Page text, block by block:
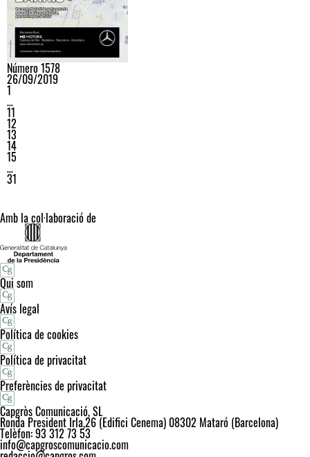
Número 1578
26/09/2019
1
…
11
12
13
14
15
…
31
Amb la col·laboració de
Qui som
Avís legal
Política de cookies
Política de privacitat
Preferències de privacitat
Capgròs Comunicació, SL
Ronda President Irla,26 (Edifici Cenema) 08302 Mataró (Barcelona)
Telèfon: 93 312 73 53
info@capgroscomunicacio.com